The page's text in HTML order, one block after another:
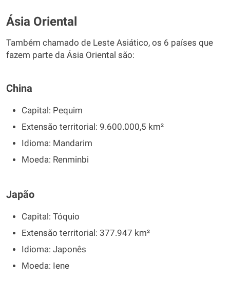
Ásia Oriental
Também chamado de Leste Asiático, os 6 países que
fazem parte da Ásia Oriental são:
China
Capital: Pequim
Extensão territorial: 9.600.000,5 km²
Idioma: Mandarim
Moeda: Renminbi
Japão
Capital: Tóquio
Extensão territorial: 377.947 km²
Idioma: Japonês
Moeda: Iene